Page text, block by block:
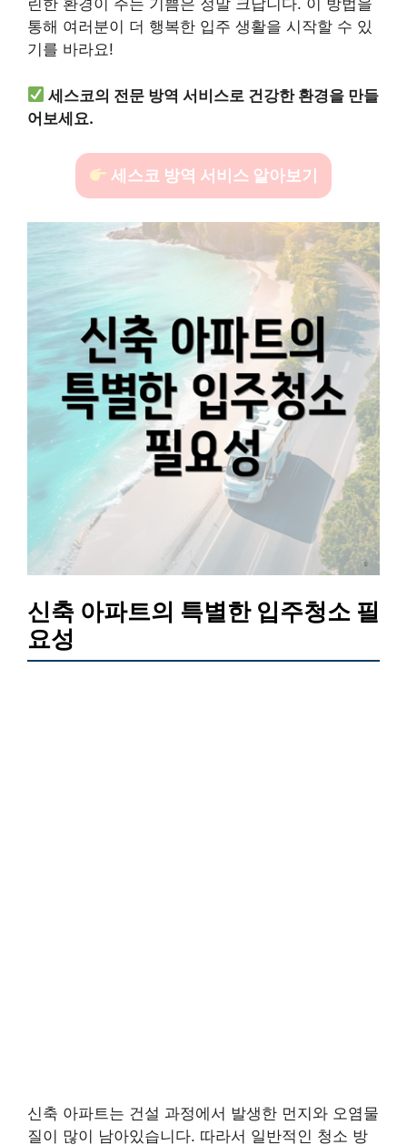
린한 환경이 주는 기쁨은 정말 크답니다. 이 방법을
통해 여러분이 더 행복한 입주 생활을 시작할 수 있
기를 바라요!
세스코의 전문 방역 서비스로 건강한 환경을 만들
어보세요.
세스코 방역 서비스 알아보기
신축 아파트의 특별한 입주청소 필
요성
신축 아파트는 건설 과정에서 발생한 먼지와 오염물
질이 많이 남아있습니다. 따라서 일반적인 청소 방